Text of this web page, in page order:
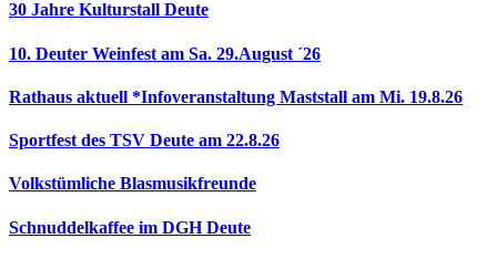
30 Jahre Kulturstall Deute
10. Deuter Weinfest am Sa. 29.August ´26
Rathaus aktuell *Infoveranstaltung Maststall am Mi. 19.8.26
Sportfest des TSV Deute am 22.8.26
Volkstümliche Blasmusikfreunde
Schnuddelkaffee im DGH Deute